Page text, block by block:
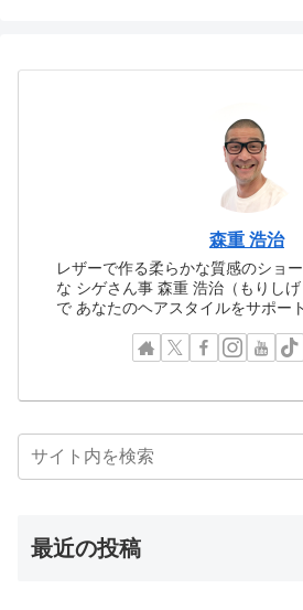
森重 浩治
レザーで作る柔らかな質感のショ
な シゲさん事 森重 浩治（もりし
で あなたのヘアスタイルをサポー
最近の投稿